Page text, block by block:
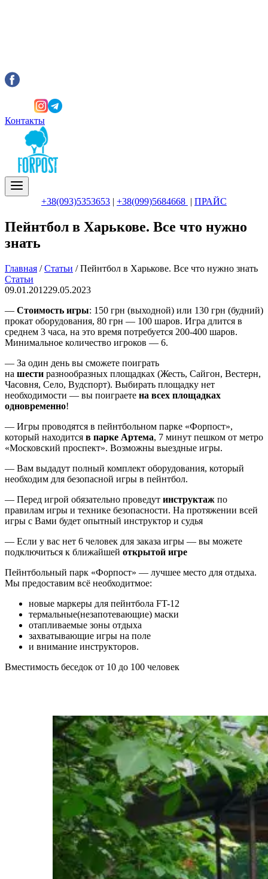
Контакты
+38(093)5353653 | +38(099)5684668 | ПРАЙС
Пейнтбол в Харькове. Все что нужно
знать
Главная / Статьи / Пейнтбол в Харькове. Все что нужно знать
Статьи
09.01.201229.05.2023
— Cтоимость игры: 150 грн (выходной) или 130 грн (будний)
прокат оборудования, 80 грн — 100 шаров. Игра длится в
среднем 3 часа, на это время потребуется 200-400 шаров.
Минимальное количество игроков — 6.
— За один день вы сможете поиграть
на шести разнообразных площадках (Жесть, Сайгон, Вестерн,
Часовня, Село, Вудспорт). Выбирать площадку нет
необходимости — вы поиграете на всех площадках
одновременно!
— Игры проводятся в пейнтбольном парке «Форпост»,
который находится в парке Артема, 7 минут пешком от метро
«Московский проспект». Возможны выездные игры.
— Вам выдадут полный комплект оборудования, который
необходим для безопасной игры в пейнтбол.
— Перед игрой обязательно проведут инструктаж по
правилам игры и технике безопасности. На протяжении всей
игры с Вами будет опытный инструктор и судья
— Если у вас нет 6 человек для заказа игры — вы можете
подключиться к ближайшей открытой игре
Пейнтбольный парк «Форпост» — лучшее место для отдыха.
Мы предоставим всё необходитмое:
новые маркеры для пейнтбола FT-12
термальные(незапотевающие) маски
отапливаемые зоны отдыха
захватывающие игры на поле
и внимание инструкторов.
Вместимость беседок от 10 до 100 человек